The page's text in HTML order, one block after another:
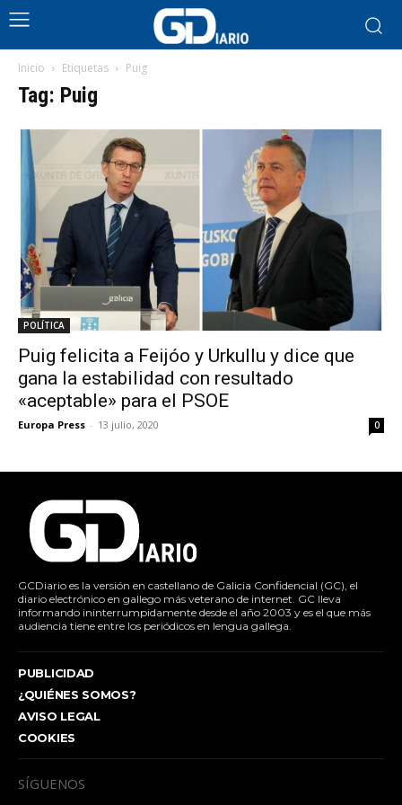
Inicio Etiquetas Puig
Tag: Puig
POLÍTICA
Puig felicita a Feijóo y Urkullu y dice que
gana la estabilidad con resultado
«aceptable» para el PSOE
Europa Press - 13 julio, 2020 0
GCDiario es la versión en castellano de Galicia Confidencial (GC), el
diario electrónico en gallego más veterano de internet. GC lleva
informando ininterrumpidamente desde el año 2003 y es el que más
audiencia tiene entre los periódicos en lengua gallega.
PUBLICIDAD
¿QUIÉNES SOMOS?
AVISO LEGAL
COOKIES
SÍGUENOS